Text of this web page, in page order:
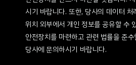
시기 바랍니다. 또한, 당사의 데이터
위치 외부에서 개인 정보를 공유할 수
안전장치를 마련하고 관련 법률을 준
당사에 문의하시기 바랍니다.